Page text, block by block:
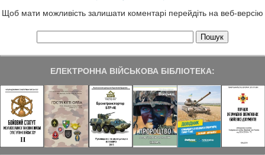
Щоб мати можливість залишати коментарі перейдіть на веб-версію
ЕЛЕКТРОННА ВІЙСЬКОВА БІБЛІОТЕКА: